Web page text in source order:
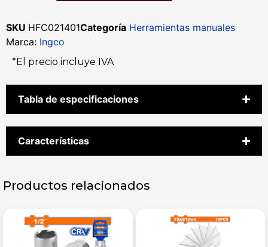
SKU HFC021401Categoría Herramientas manuales
Marca: Ingco
*El precio incluye IVA
Tabla de especificaciones
Características
Productos relacionados